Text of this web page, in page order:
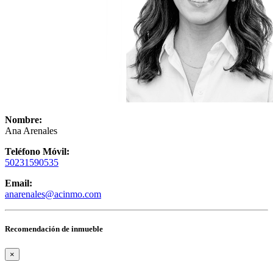
Nombre:
Ana Arenales
Teléfono Móvil:
50231590535
Email:
anarenales@acinmo.com
Recomendación de inmueble
×